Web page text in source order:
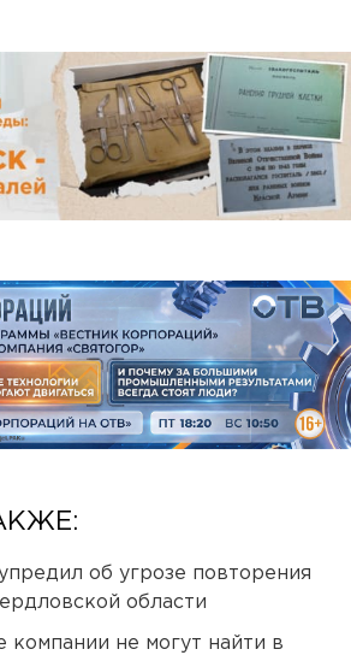
об угрозе повторения
области
не могут найти в